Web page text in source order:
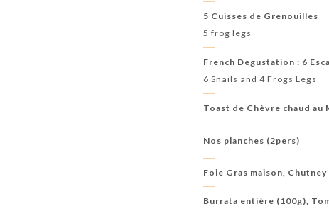
5 Cuisses de Grenouilles
5 frog legs
French Degustation : 6
6 Snails and 4 Frogs Legs
Toast de Chèvre chaud au
Nos planches (2pers)
Foie Gras maison,
Burrata entière (100g),